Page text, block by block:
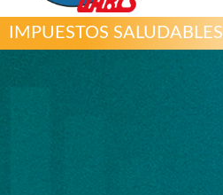
IMPUESTOS SALUDABLES